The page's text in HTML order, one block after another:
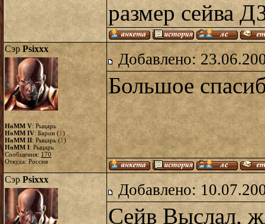
размер сейва
Сэр Psixxx
HoMM V: Рыцарь
HoMM IV: Барон (1)
HoMM II: Рыцарь (1)
HoMM I: Рыцарь
Сообщения: 170
Откуда: Россия
Добавлено:
Большое
Сэр Psixxx
Добавлено:
Сейв Выслал,